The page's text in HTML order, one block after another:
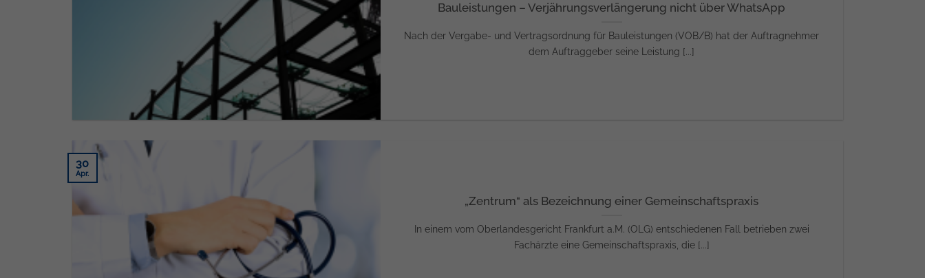
Bauleistungen – Verjährungsverlängerung nicht über WhatsApp
Nach der Vergabe- und Vertragsordnung für Bauleistungen (VOB/B) hat der Auftragnehmer
dem Auftraggeber seine Leistung [...]
„Zentrum“ als Bezeichnung einer Gemeinschaftspraxis
In einem vom Oberlandesgericht Frankfurt a.M. (OLG) entschiedenen Fall betrieben zwei
Fachärzte eine Gemeinschaftspraxis, die [...]
30
Apr.